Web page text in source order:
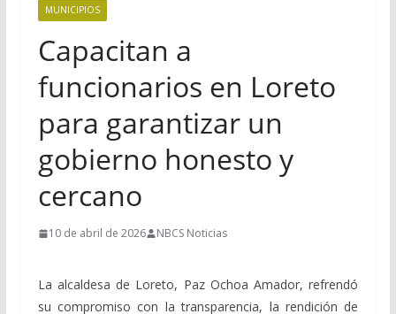
MUNICIPIOS
Capacitan a
funcionarios en Loreto
para garantizar un
gobierno honesto y
cercano
10 de abril de 2026 NBCS Noticias
La alcaldesa de Loreto, Paz Ochoa Amador, refrendó
su compromiso con la transparencia, la rendición de